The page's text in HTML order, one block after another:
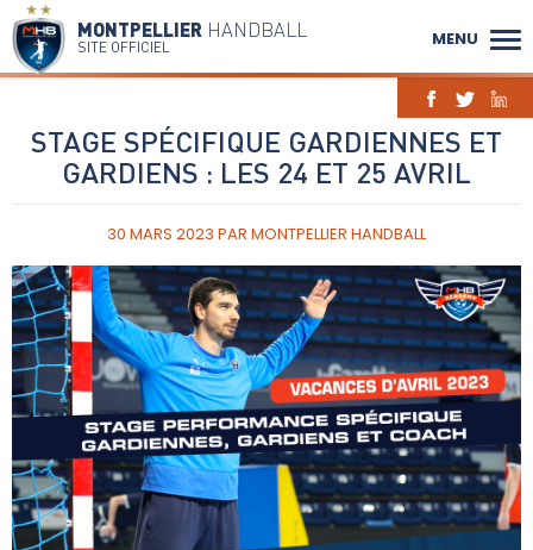
MONTPELLIERHANDBALL
SITE OFFICIEL MENU
STAGE SPÉCIFIQUE GARDIENNES ET
GARDIENS : LES 24 ET 25 AVRIL
30 MARS 2023 PAR MONTPELLIER HANDBALL